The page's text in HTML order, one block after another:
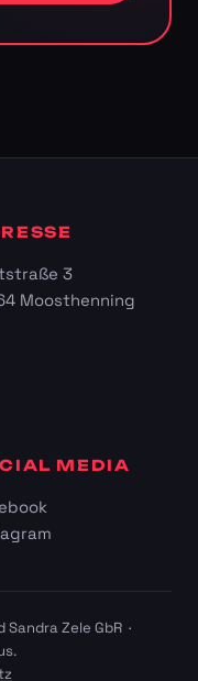
3
Moosthenning
MEDIA
Sandra Zele GbR ·